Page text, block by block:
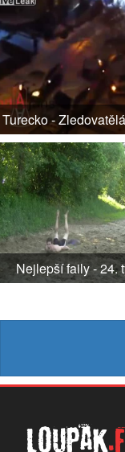
Turecko -
Nejlepší faily - 24.
Loupak